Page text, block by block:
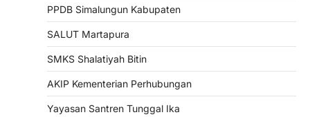
PPDB Simalungun Kabupaten
SALUT Martapura
SMKS Shalatiyah Bitin
AKIP Kementerian Perhubungan
Yayasan Santren Tunggal Ika